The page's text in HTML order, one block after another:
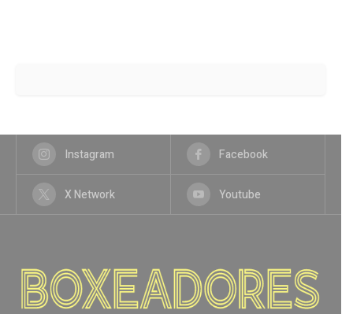
Instagram Facebook
X Network Youtube